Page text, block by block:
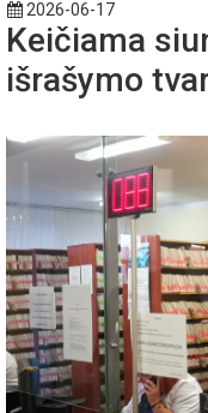
2026-06-17
Keičiama
išrašymo